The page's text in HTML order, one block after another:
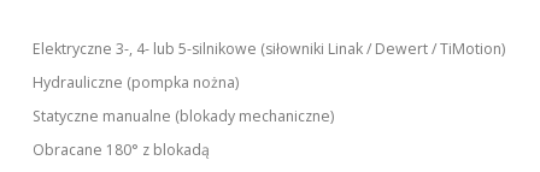
Elektryczne 3-, 4- lub 5-silnikowe (siłowniki Linak / Dewert / TiMotion)
Hydrauliczne (pompka nożna)
Statyczne manualne (blokady mechaniczne)
Obracane 180° z blokadą